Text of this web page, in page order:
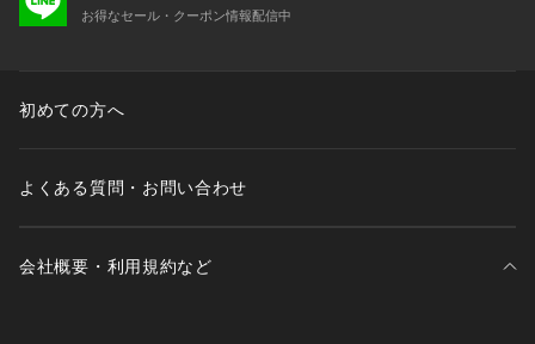
お得なセール・クーポン情報配信中
初めての方へ
よくある質問・お問い合わせ
会社概要・利用規約など